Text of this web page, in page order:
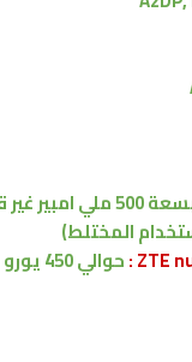
500ملي امبيرغير
حوالي 450 يورو